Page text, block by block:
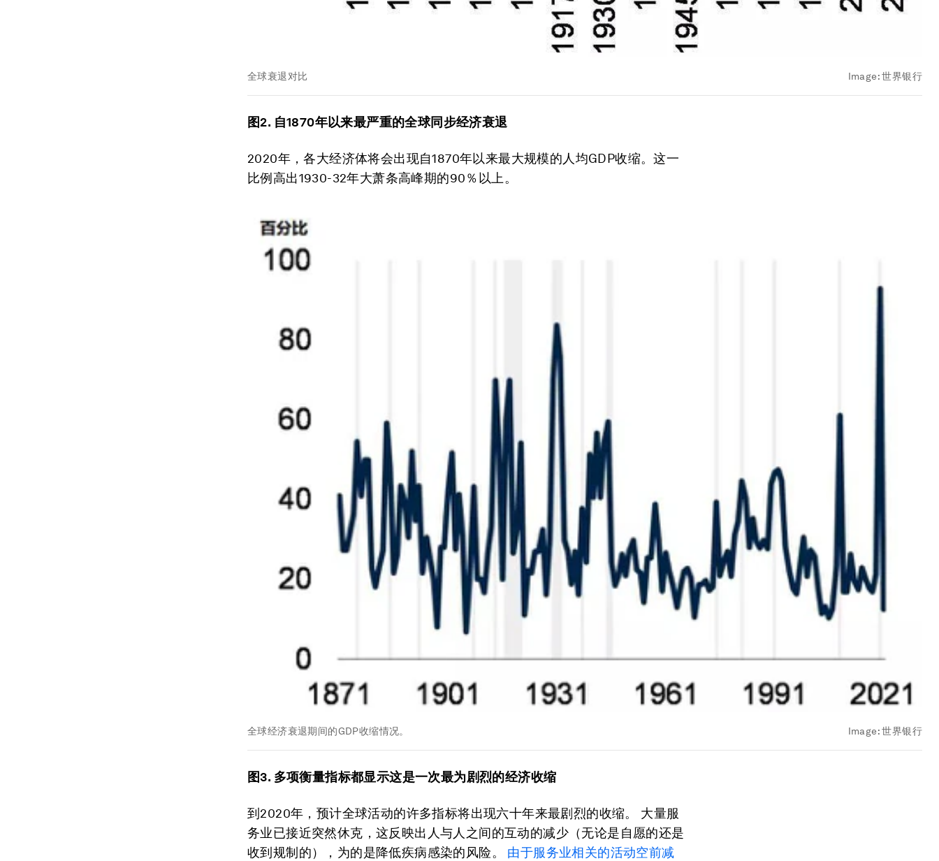
全球衰退对比 Image:世界银行
图2. 自1870年以来最严重的全球同步经济衰退
2020年，各大经济体将会出现自1870年以来最大规模的人均GDP收缩。这一
比例高出1930-32年大萧条高峰期的90％以上。
全球经济衰退期间的GDP收缩情况。 Image:世界银行
图3. 多项衡量指标都显示这是一次最为剧烈的经济收缩
到2020年，预计全球活动的许多指标将出现六十年来最剧烈的收缩。 大量服
务业已接近突然休克，这反映出人与人之间的互动的减少（无论是自愿的还是
收到规制的），为的是降低疾病感染的风险。 由于服务业相关的活动空前减